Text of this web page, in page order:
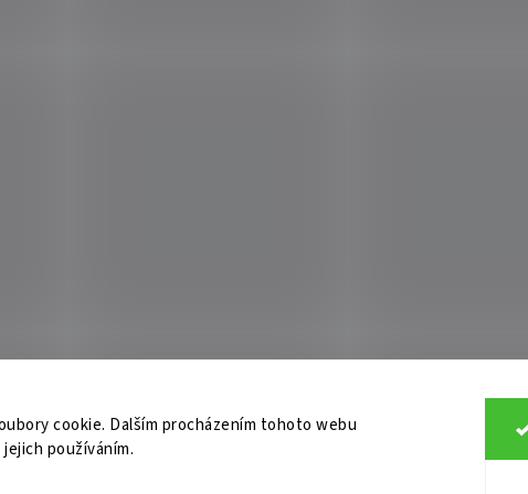
cookie. Dalším procházením tohoto webu
používáním.